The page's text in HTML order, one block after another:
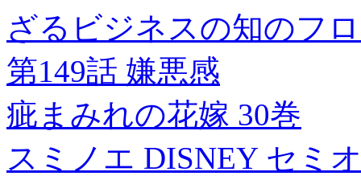
ざるビジネスの知のフ
第149話 嫌悪感
疵まみれの花嫁 30巻
スミノエ DISNEY セミ